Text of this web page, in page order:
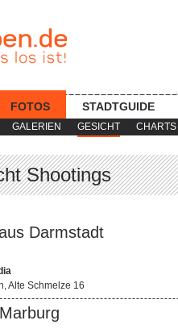
GALERIEN GESICHT CHARTS
FOTOS STADTGUIDE
Shootings
Darmstadt
Alte Schmelze 16